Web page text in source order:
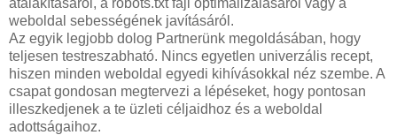
weboldal sebességének javításáról.
Az egyik legjobb dolog Partnerünk megoldásában, hogy
teljesen testreszabható. Nincs egyetlen univerzális recept,
hiszen minden weboldal egyedi kihívásokkal néz szembe. A
csapat gondosan megtervezi a lépéseket, hogy pontosan
illeszkedjenek a te üzleti céljaidhoz és a weboldal
adottságaihoz.